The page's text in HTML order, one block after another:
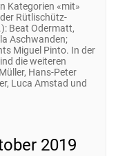
Kategorien «mit»
Rütlischütz-
Beat Odermatt,
Aschwanden;
Miguel Pinto. In der
die weiteren
Hans-Peter
Luca Amstad und
2019